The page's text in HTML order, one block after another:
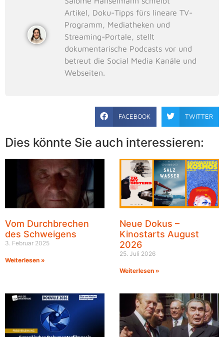
Artikel, Doku-Tipps fürs lineare TV-
Programm, Mediatheken und
Streaming-Portale, stellt
dokumentarische Podcasts vor und
betreut die Social Media Kanäle und
Webseiten.
FACEBOOK TWITTER
Dies könnte Sie auch interessieren:
Vom Durchbrechen
des Schweigens
3. Februar 2025
Weiterlesen »
Neue Dokus –
Kinostarts August
2026
25. Juli 2026
Weiterlesen »